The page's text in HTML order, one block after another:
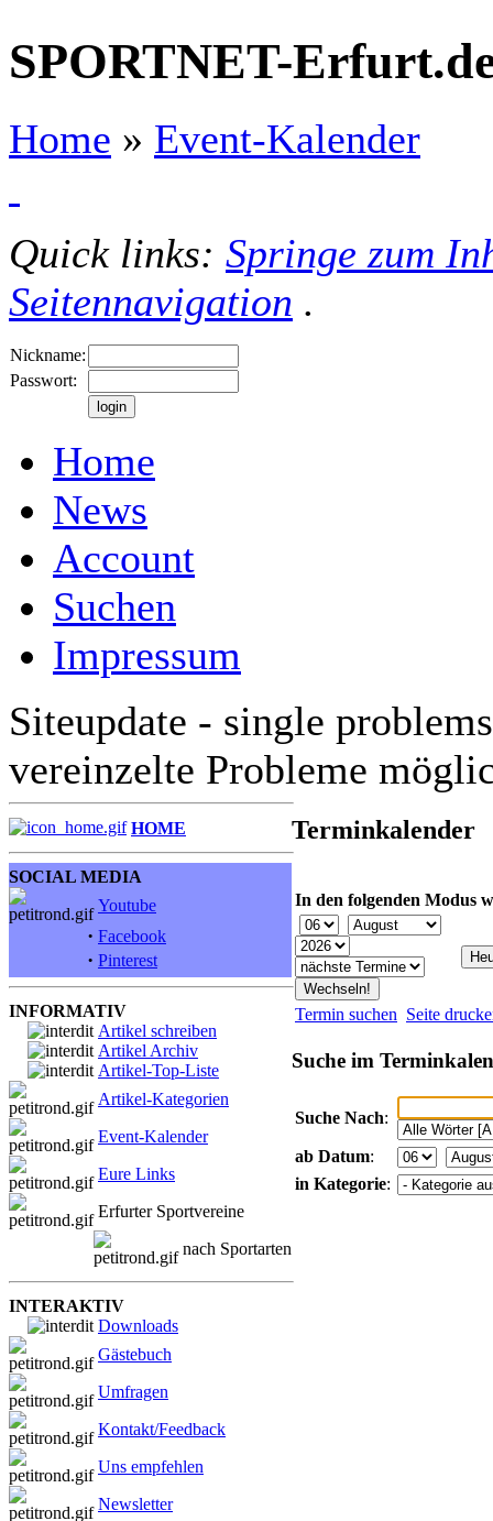
SPORTNET-
Home » Event-Kalender
Quick links: Springe zum
Seitennavigation .
Nickname:
Passwort:
Home
News
Account
Suchen
Impressum
Siteupdate - single
vereinzelte Probleme
HOME
SOCIAL MEDIA
Youtube
· Facebook
· Pinterest
INFORMATIV
Artikel schreiben
Artikel Archiv
Artikel-Top-Liste
Artikel-Kategorien
Event-Kalender
Eure Links
Erfurter Sportvereine
nach Sportarten
INTERAKTIV
Downloads
Gästebuch
Umfragen
Kontakt/Feedback
Uns empfehlen
Newsletter
Terminkalender
In den folgenden Modus
Termin suchen Seite
Suche im
Suche Nach:
ab Datum:
in Kategorie: